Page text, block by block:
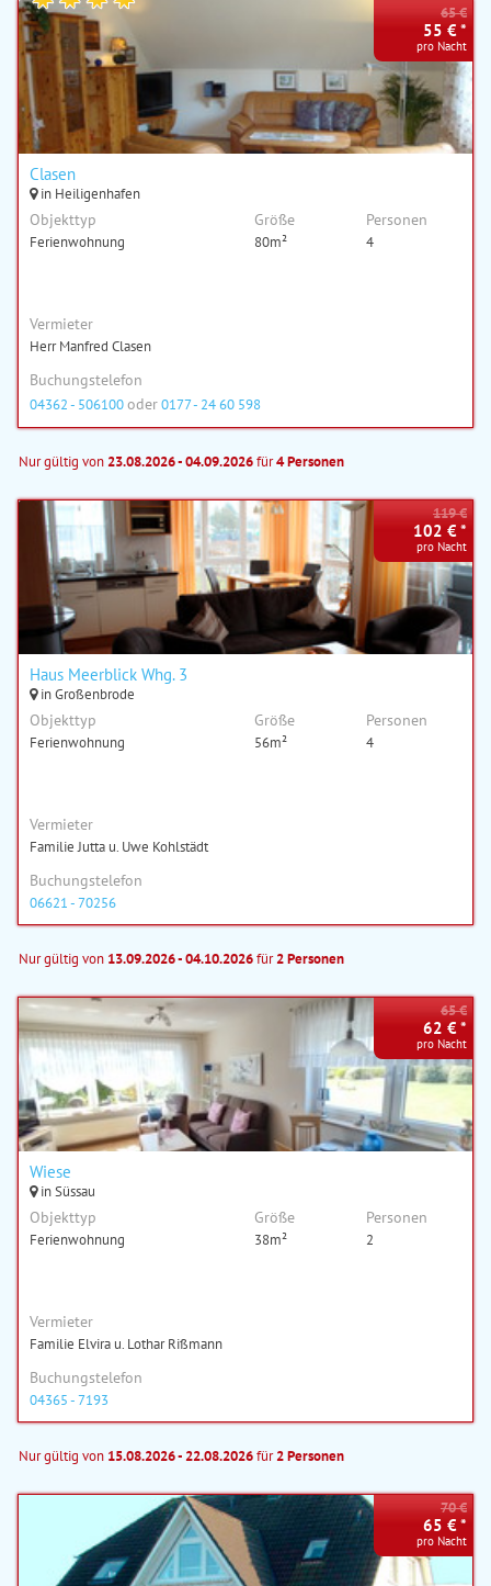
Clasen
in Heiligenhafen
Objekttyp
Ferienwohnung
Größe
80m²
Personen
4
65 €
55 € *
pro Nacht
Vermieter
Herr Manfred Clasen
Buchungstelefon
04362 - 506100oder0177 - 24 60 598
Nur gültig von23.08.2026 - 04.09.2026für4 Personen
Haus Meerblick Whg. 3
in Großenbrode
Objekttyp
Ferienwohnung
Größe
56m²
Personen
4
119 €
102 € *
pro Nacht
Vermieter
Familie Jutta u. Uwe Kohlstädt
Buchungstelefon
06621 - 70256
Nur gültig von 13.09.2026 - 04.10.2026für2 Personen
Wiese
in Süssau
Objekttyp
Ferienwohnung
Größe
38m²
Personen
2
65 €
62 € *
pro Nacht
Vermieter
Familie Elvira u. Lothar Rißmann
Buchungstelefon
04365 - 7193
Nur gültig von 15.08.2026 - 22.08.2026für2 Personen
70 €
65 € *
pro Nacht